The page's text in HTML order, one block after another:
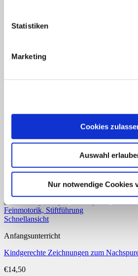
Statistiken
Marketing
Cookies
Auswahl
Nur notwendige Cookies
im Vordergrund. Es
Es gibt noch keine Rezensionen.
eine Rezension abgeben.
Deutsch
3,90
Schnellansicht
Anfangsunterricht
Kindgerechte Zeichnungen zum
€14,50